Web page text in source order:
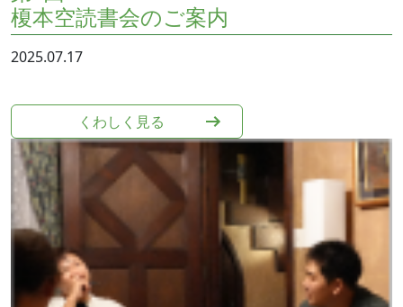
榎本空読書会のご案内
2025.07.17
くわしく⾒る